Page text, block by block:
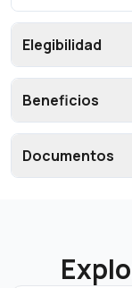
Elegibilidad
Beneficios
Documentos